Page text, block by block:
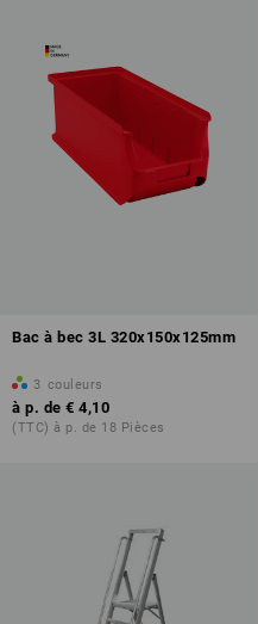
Bac à bec 3L 320x150x125mm
3 couleurs
à p. de € 4,10
(TTC) à p. de 18 Pièces